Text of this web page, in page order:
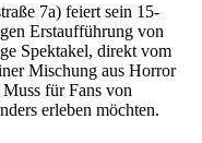
7a) feiert sein 15-
Erstaufführung von
Spektakel, direkt vom
Mischung aus Horror
für Fans von
erleben möchten.